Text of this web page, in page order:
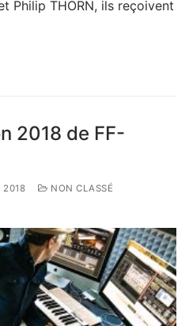
Philip THORN, ils reçoivent
2018 de FF-
2018
NON CLASSÉ